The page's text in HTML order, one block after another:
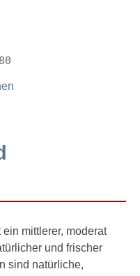
mittlerer, moderat
und frischer
sind natürliche,